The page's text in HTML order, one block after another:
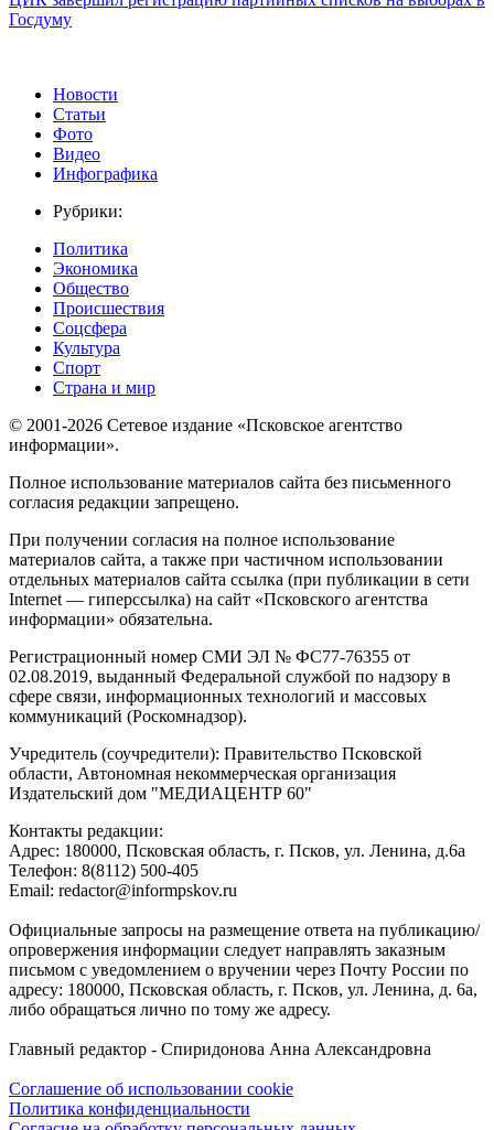
Госдуму
Новости
Статьи
Фото
Видео
Инфографика
Рубрики:
Политика
Экономика
Общество
Происшествия
Соцсфера
Культура
Спорт
Страна и мир
© 2001-2026 Сетевое издание «Псковское агентство
информации».
Полное использование материалов сайта без письменного
согласия редакции запрещено.
При получении согласия на полное использование
материалов сайта, а также при частичном использовании
отдельных материалов сайта ссылка (при публикации в сети
Internet — гиперссылка) на сайт «Псковского агентства
информации» обязательна.
Регистрационный номер СМИ ЭЛ № ФС77-76355 от
02.08.2019, выданный Федеральной службой по надзору в
сфере связи, информационных технологий и массовых
коммуникаций (Роскомнадзор).
Учредитель (соучредители): Правительство Псковской
области, Автономная некоммерческая организация
Издательский дом "МЕДИАЦЕНТР 60"
Контакты редакции:
Адреc: 180000, Псковская область, г. Псков, ул. Ленина, д.6а
Телефон: 8(8112) 500-405
Email: redactor@informpskov.ru
Официальные запросы на размещение ответа на публикацию/
опровержения информации следует направлять заказным
письмом с уведомлением о вручении через Почту России по
адресу: 180000, Псковская область, г. Псков, ул. Ленина, д. 6а,
либо обращаться лично по тому же адресу.
Главный редактор - Спиридонова Анна Александровна
Соглашение об использовании cookie
Политика конфиденциальности